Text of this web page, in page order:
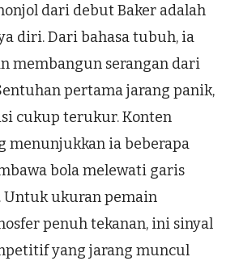
dari debut Baker adalah
diri. Dari bahasa tubuh, ia
membangun serangan dari
pertama jarang panik,
cukup terukur. Konten
menunjukkan ia beberapa
bola melewati garis
Untuk ukuran pemain
penuh tekanan, ini sinyal
yang jarang muncul